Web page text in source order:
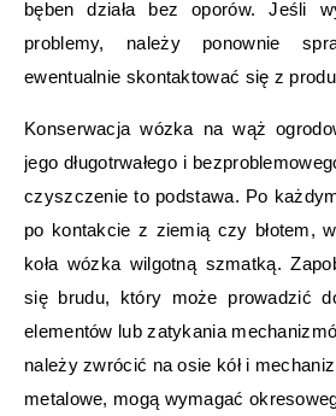
bęben działa bez oporów. Jeśli
problemy, należy ponownie
ewentualnie skontaktować się z
Konserwacja wózka na wąż
jego długotrwałego i
czyszczenie to podstawa. Po
po kontakcie z ziemią czy błotem,
koła wózka wilgotną szmatką.
się brudu, który może prowadzić
elementów lub zatykania
należy zwrócić na osie kół i
metalowe, mogą wymagać